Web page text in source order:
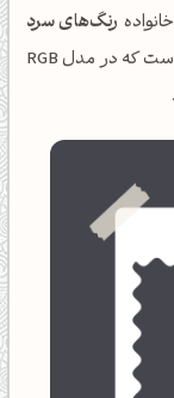
رنگ‌های سرد
است که در مدل RGB